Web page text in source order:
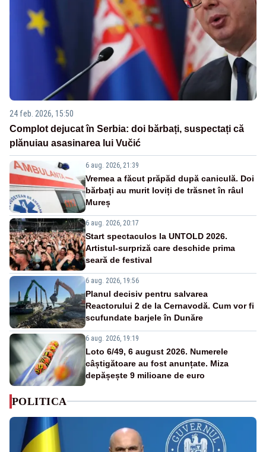
24 feb. 2026, 15:50
Complot dejucat în Serbia: doi bărbați, suspectați că
plănuiau asasinarea lui Vučić
6 aug. 2026, 21:39
Vremea a făcut prăpăd după caniculă. Doi
bărbați au murit loviți de trăsnet în râul
Mureș
6 aug. 2026, 20:17
Start spectaculos la UNTOLD 2026.
Artistul-surpriză care deschide prima
seară de festival
6 aug. 2026, 19:56
Planul decisiv pentru salvarea
Reactorului 2 de la Cernavodă. Cum vor fi
scufundate barjele în Dunăre
6 aug. 2026, 19:19
Loto 6/49, 6 august 2026. Numerele
câștigătoare au fost anunțate. Miza
depășește 9 milioane de euro
POLITICA